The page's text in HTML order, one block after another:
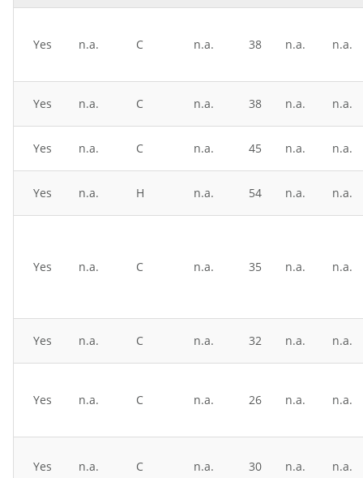
Yes n.a. C n.a. 38 n.a. n.a.
Yes n.a. C n.a. 38 n.a. n.a.
Yes n.a. C n.a. 45 n.a. n.a.
Yes n.a. H n.a. 54 n.a. n.a.
Yes n.a. C n.a. 35 n.a. n.a.
Yes n.a. C n.a. 32 n.a. n.a.
Yes n.a. C n.a. 26 n.a. n.a.
Yes n.a. C n.a. 30 n.a. n.a.